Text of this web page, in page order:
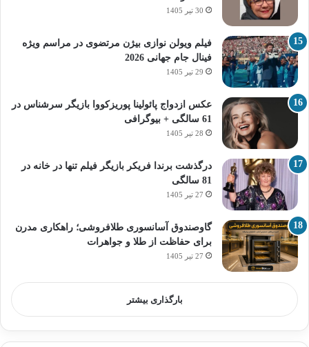
30 تیر 1405
فیلم ویولن نوازی بیژن مرتضوی در مراسم ویژه
فینال جام جهانی 2026
29 تیر 1405
عکس ازدواج پائولینا پوریزکووا بازیگر سرشناس در
61 سالگی + بیوگرافی
28 تیر 1405
درگذشت برندا فریکر بازیگر فیلم تنها در خانه در
81 سالگی
27 تیر 1405
گاوصندوق آسانسوری طلافروشی؛ راهکاری مدرن
برای حفاظت از طلا و جواهرات
27 تیر 1405
بارگذاری بیشتر